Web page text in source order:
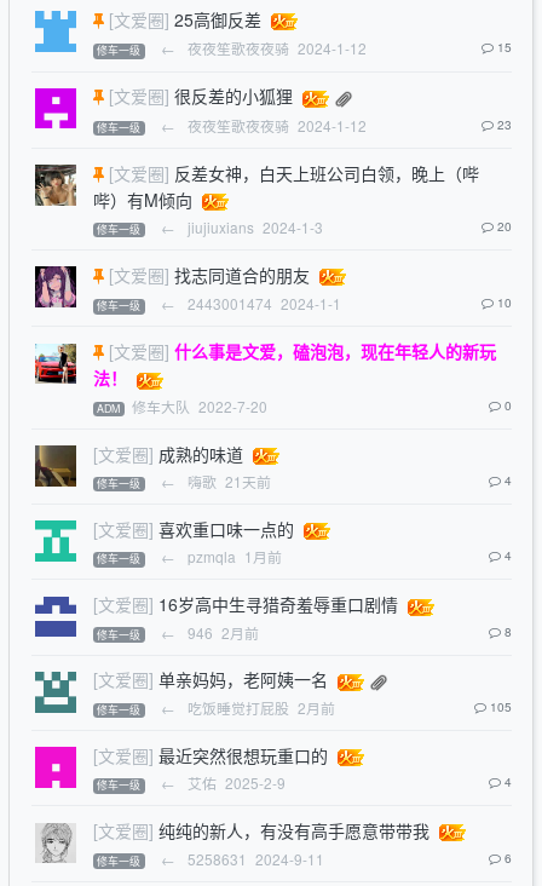
[文爱圈] 25高御反差
修车一级 ← 夜夜笙歌夜夜骑 2024-1-12 15
[文爱圈] 很反差的小狐狸
修车一级 ← 夜夜笙歌夜夜骑 2024-1-12 23
[文爱圈] 反差女神，白天上班公司白领，晚上（哔
哔）有M倾向
修车一级 ← jiujiuxians 2024-1-3 20
[文爱圈] 找志同道合的朋友
修车一级 ← 2443001474 2024-1-1 10
[文爱圈] 什么事是文爱，磕泡泡，现在年轻人的新玩
法！
ADM 修车大队 2022-7-20 0
[文爱圈] 成熟的味道
修车一级 ← 嗨歌 21天前 4
[文爱圈] 喜欢重口味一点的
修车一级 ← pzmqla 1月前 4
[文爱圈] 16岁高中生寻猎奇羞辱重口剧情
修车一级 ← 946 2月前 8
[文爱圈] 单亲妈妈，老阿姨一名
修车一级 ← 吃饭睡觉打屁股 2月前 105
[文爱圈] 最近突然很想玩重口的
修车一级 ← 艾佑 2025-2-9 4
[文爱圈] 纯纯的新人，有没有高手愿意带带我
修车一级 ← 5258631 2024-9-11 6